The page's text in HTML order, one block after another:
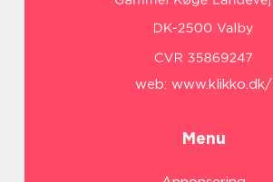
web: www.klikko.dk/
Menu